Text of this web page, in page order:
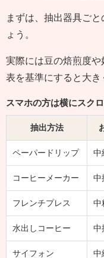
まずは、抽出器具ごと
ょう。
実際には豆の焙煎度
表を基準にすると大き
スマホの方は横にスク
抽出方法
ペーパードリップ 中
コーヒーメーカー 中
フレンチプレス 中
水出しコーヒー 中
サイフォン 中